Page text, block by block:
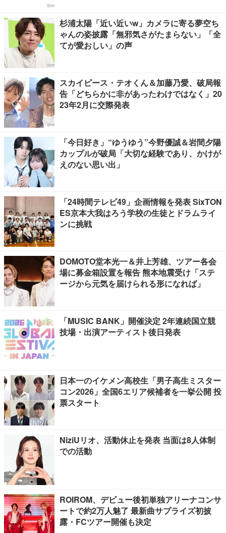
杉浦太陽「近い近いw」カメラに寄る夢空ち
ゃんの姿披露「無邪気さがたまらない」「全
てが愛おしい」の声
スカイピース・テオくん＆加藤乃愛、破局報
告「どちらかに非があったわけではなく」20
23年2月に交際発表
「今日好き」“ゆうゆう”今野優誠＆岩間夕陽
カップルが破局「大切な経験であり、かけが
えのない思い出」
「24時間テレビ49」企画情報を発表 SixTON
ES京本大我はろう学校の生徒とドラムライ
ンに挑戦
DOMOTO堂本光一＆井上芳雄、ツアー各会
場に募金箱設置を報告 熊本地震受け「ステ
ージから元気を届けられる形になれば」
「MUSIC BANK」開催決定 2年連続国立競
技場・出演アーティスト後日発表
日本一のイケメン高校生「男子高生ミスター
コン2026」全国6エリア候補者を一挙公開 投
票スタート
NiziUリオ、活動休止を発表 当面は8人体制
での活動
ROIROM、デビュー後初単独アリーナコンサ
ートで約2万人魅了 最新曲サプライズ初披
露・FCツアー開催も決定